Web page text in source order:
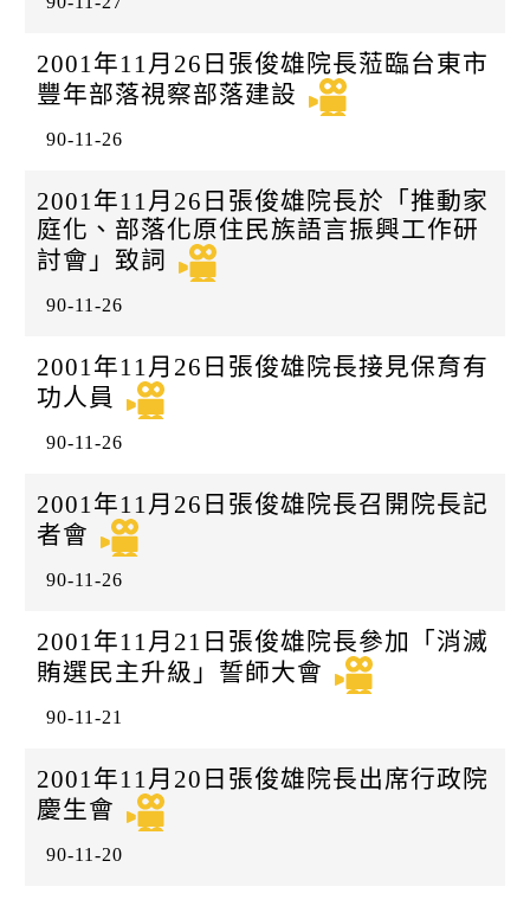
2001年11月26日張俊雄院長蒞臨台東市
豐年部落視察部落建設
90-11-26
2001年11月26日張俊雄院長於「推動家
庭化、部落化原住民族語言振興工作研
討會」致詞
90-11-26
2001年11月26日張俊雄院長接見保育有
功人員
90-11-26
2001年11月26日張俊雄院長召開院長記
者會
90-11-26
2001年11月21日張俊雄院長參加「消滅
賄選民主升級」誓師大會
90-11-21
2001年11月20日張俊雄院長出席行政院
慶生會
90-11-20